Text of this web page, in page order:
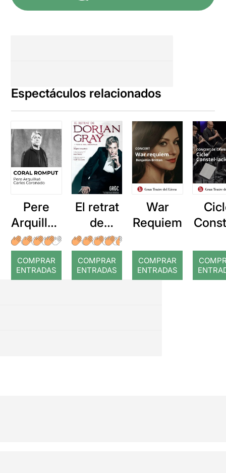
Espectáculos relacionados
Pere
Arquillué
: Coral
romput
COMPRAR
ENTRADAS
El retrat
de
Dorian
Gray
COMPRAR
ENTRADAS
War
Requiem
COMPRAR
ENTRADAS
de